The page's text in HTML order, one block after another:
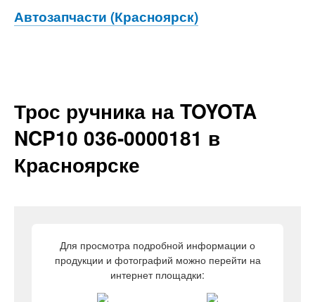
Автозапчасти (Красноярск)
Трос ручника на TOYOTA
NCP10 036-0000181 в
Красноярске
Для просмотра подробной информации о
продукции и фотографий можно перейти на
интернет площадки: